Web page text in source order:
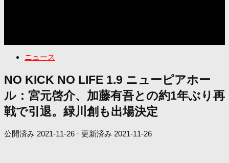
ニュース
NO KICK NO LIFE 1.9 ニューピアホー
ル：宮元啓介、加藤有吾との約1年ぶり再
戦で引退。緑川創も出場決定
公開済み 2021-11-26 · 更新済み 2021-11-26